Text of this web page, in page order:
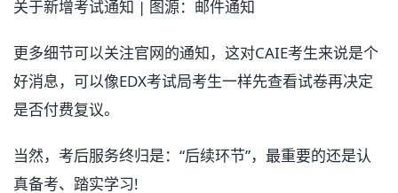
关于新增考试通知 | 图源：邮件通知
更多细节可以关注官网的通知，这对CAIE考生来说是个
好消息，可以像EDX考试局考生一样先查看试卷再决定
是否付费复议。
当然，考后服务终归是：“后续环节”，最重要的还是认
真备考、踏实学习!